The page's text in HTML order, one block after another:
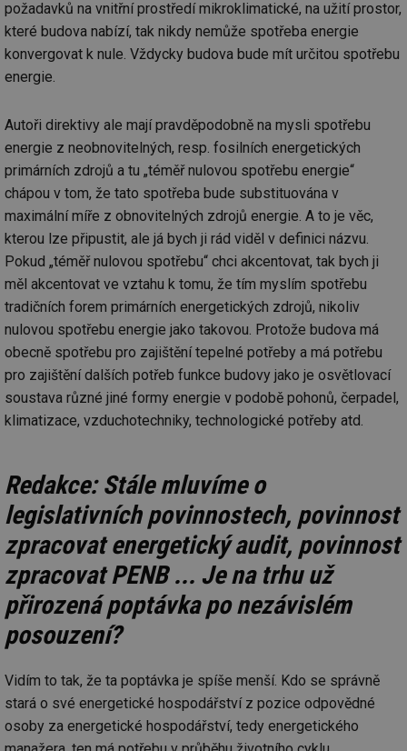
požadavků na vnitřní prostředí mikroklimatické, na užití prostor,
které budova nabízí, tak nikdy nemůže spotřeba energie
konvergovat k nule. Vždycky budova bude mít určitou spotřebu
energie.
Autoři direktivy ale mají pravděpodobně na mysli spotřebu
energie z neobnovitelných, resp. fosilních energetických
primárních zdrojů a tu „téměř nulovou spotřebu energie“
chápou v tom, že tato spotřeba bude substituována v
maximální míře z obnovitelných zdrojů energie. A to je věc,
kterou lze připustit, ale já bych ji rád viděl v definici názvu.
Pokud „téměř nulovou spotřebu“ chci akcentovat, tak bych ji
měl akcentovat ve vztahu k tomu, že tím myslím spotřebu
tradičních forem primárních energetických zdrojů, nikoliv
nulovou spotřebu energie jako takovou. Protože budova má
obecně spotřebu pro zajištění tepelné potřeby a má potřebu
pro zajištění dalších potřeb funkce budovy jako je osvětlovací
soustava různé jiné formy energie v podobě pohonů, čerpadel,
klimatizace, vzduchotechniky, technologické potřeby atd.
Redakce: Stále mluvíme o
legislativních povinnostech, povinnost
zpracovat energetický audit, povinnost
zpracovat PENB ... Je na trhu už
přirozená poptávka po nezávislém
posouzení?
Vidím to tak, že ta poptávka je spíše menší. Kdo se správně
stará o své energetické hospodářství z pozice odpovědné
osoby za energetické hospodářství, tedy energetického